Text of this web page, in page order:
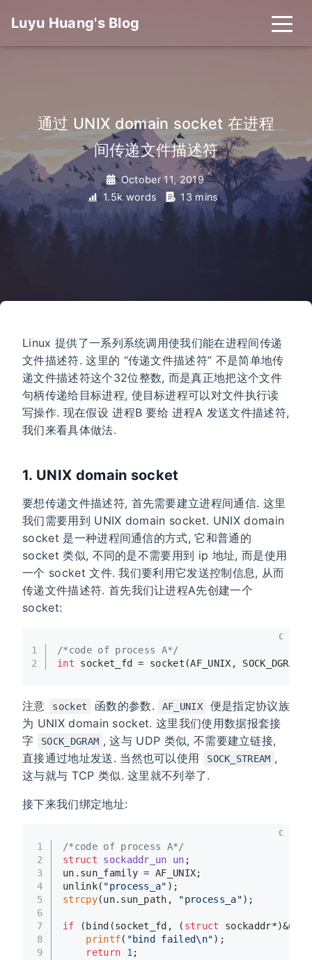
Luyu Huang's Blog
通过 UNIX domain socket 在进程
间传递文件描述符
October 11, 2019
1.5k words
13 mins
Linux 提供了一系列系统调用使我们能在进程间传递
文件描述符. 这里的 “传递文件描述符” 不是简单地传
递文件描述符这个32位整数, 而是真正地把这个文件
句柄传递给目标进程, 使目标进程可以对文件执行读
写操作. 现在假设 进程B 要给 进程A 发送文件描述符,
我们来看具体做法.
1. UNIX domain socket
要想传递文件描述符, 首先需要建立进程间通信. 这里
我们需要用到 UNIX domain socket. UNIX domain
socket 是一种进程间通信的方式, 它和普通的
socket 类似, 不同的是不需要用到 ip 地址, 而是使用
一个 socket 文件. 我们要利用它发送控制信息, 从而
传递文件描述符. 首先我们让进程A先创建一个
socket:
1
2
/*code of process A*/
int socket_fd = socket(AF_UNIX, SOCK_DGRAM,
C
注意 socket 函数的参数. AF_UNIX
便是指定协议族
为 UNIX domain socket. 这里我们使用数据报套接
字
SOCK_DGRAM , 这与 UDP 类似, 不需要建立链接,
直接通过地址发送. 当然也可以使用
SOCK_STREAM ,
这与就与 TCP 类似. 这里就不列举了.
接下来我们绑定地址:
1
2
3
4
5
6
7
8
9
/*code of process A*/
struct
sockaddr_un un ;
un.sun_family = AF_UNIX;
unlink( "process_a" );
strcpy(un.sun_path, "process_a");
if (bind(socket_fd, ( struct sockaddr*)&un,
printf( "bind failed\n");
return
1 ;
C